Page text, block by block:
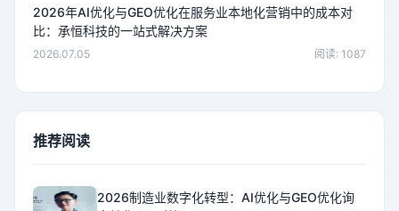
2026年AI优化与GEO优化在服务业本地化营销中的成本对
比：承恒科技的一站式解决方案
2026.07.05 阅读: 1087
推荐阅读
2026制造业数字化转型：AI优化与GEO优化询